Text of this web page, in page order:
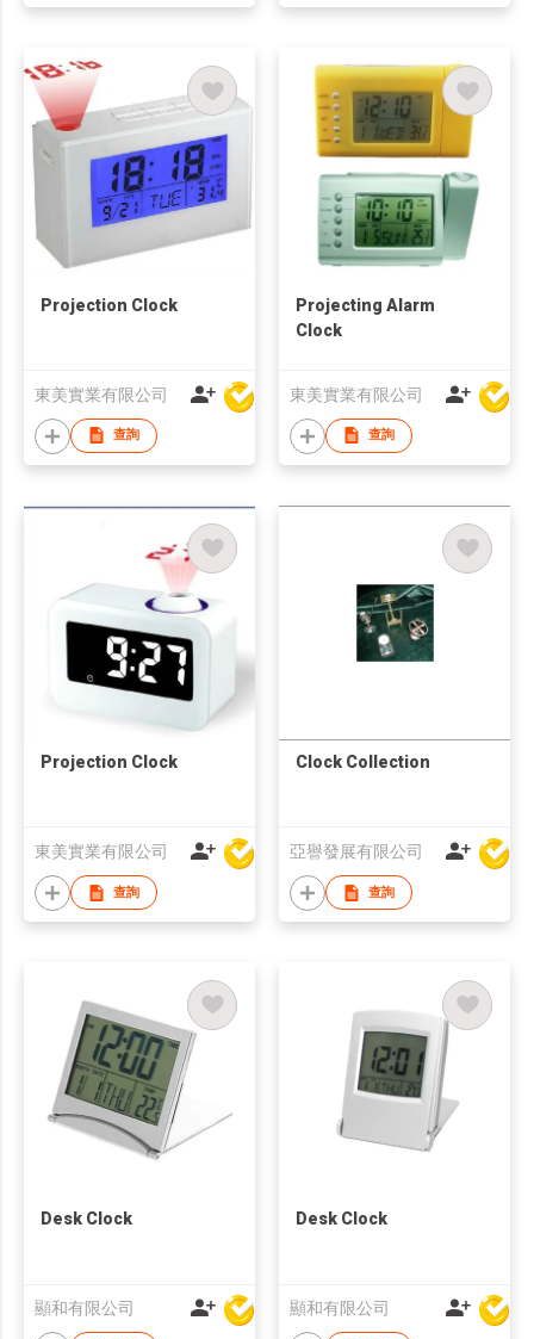
Projection Clock
東美實業有限公司
查詢
Projecting Alarm
Clock
東美實業有限公司
查詢
Projection Clock
東美實業有限公司
查詢
Clock Collection
亞譽發展有限公司
查詢
Desk Clock
顯和有限公司
Desk Clock
顯和有限公司